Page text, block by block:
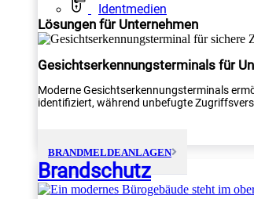
Identmedien
Lösungen für Unternehmen
Gesichtserkennungsterminals für
Moderne Gesichtserkennungsterminals
identifiziert, während unbefugte
BRANDMELDEANLAGEN
Brandschutz